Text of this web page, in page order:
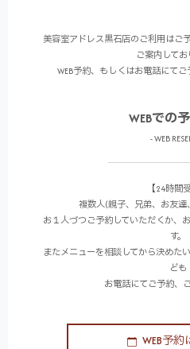
美容室アドレス黒石店のご利用はご
ご案内してお
WEB予約、もしくはお電話にてご
WEBでの
- WEB
【24時間
複数人(親子、兄弟、お友
お１人づつご予約していただくか、
す。
またメニューを相談してから決めた
ども
お電話にてご予約、
WEB予約